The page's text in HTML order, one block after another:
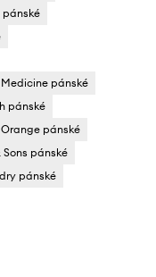
pánské
pánské
pánské
pánské
pánské
pánské